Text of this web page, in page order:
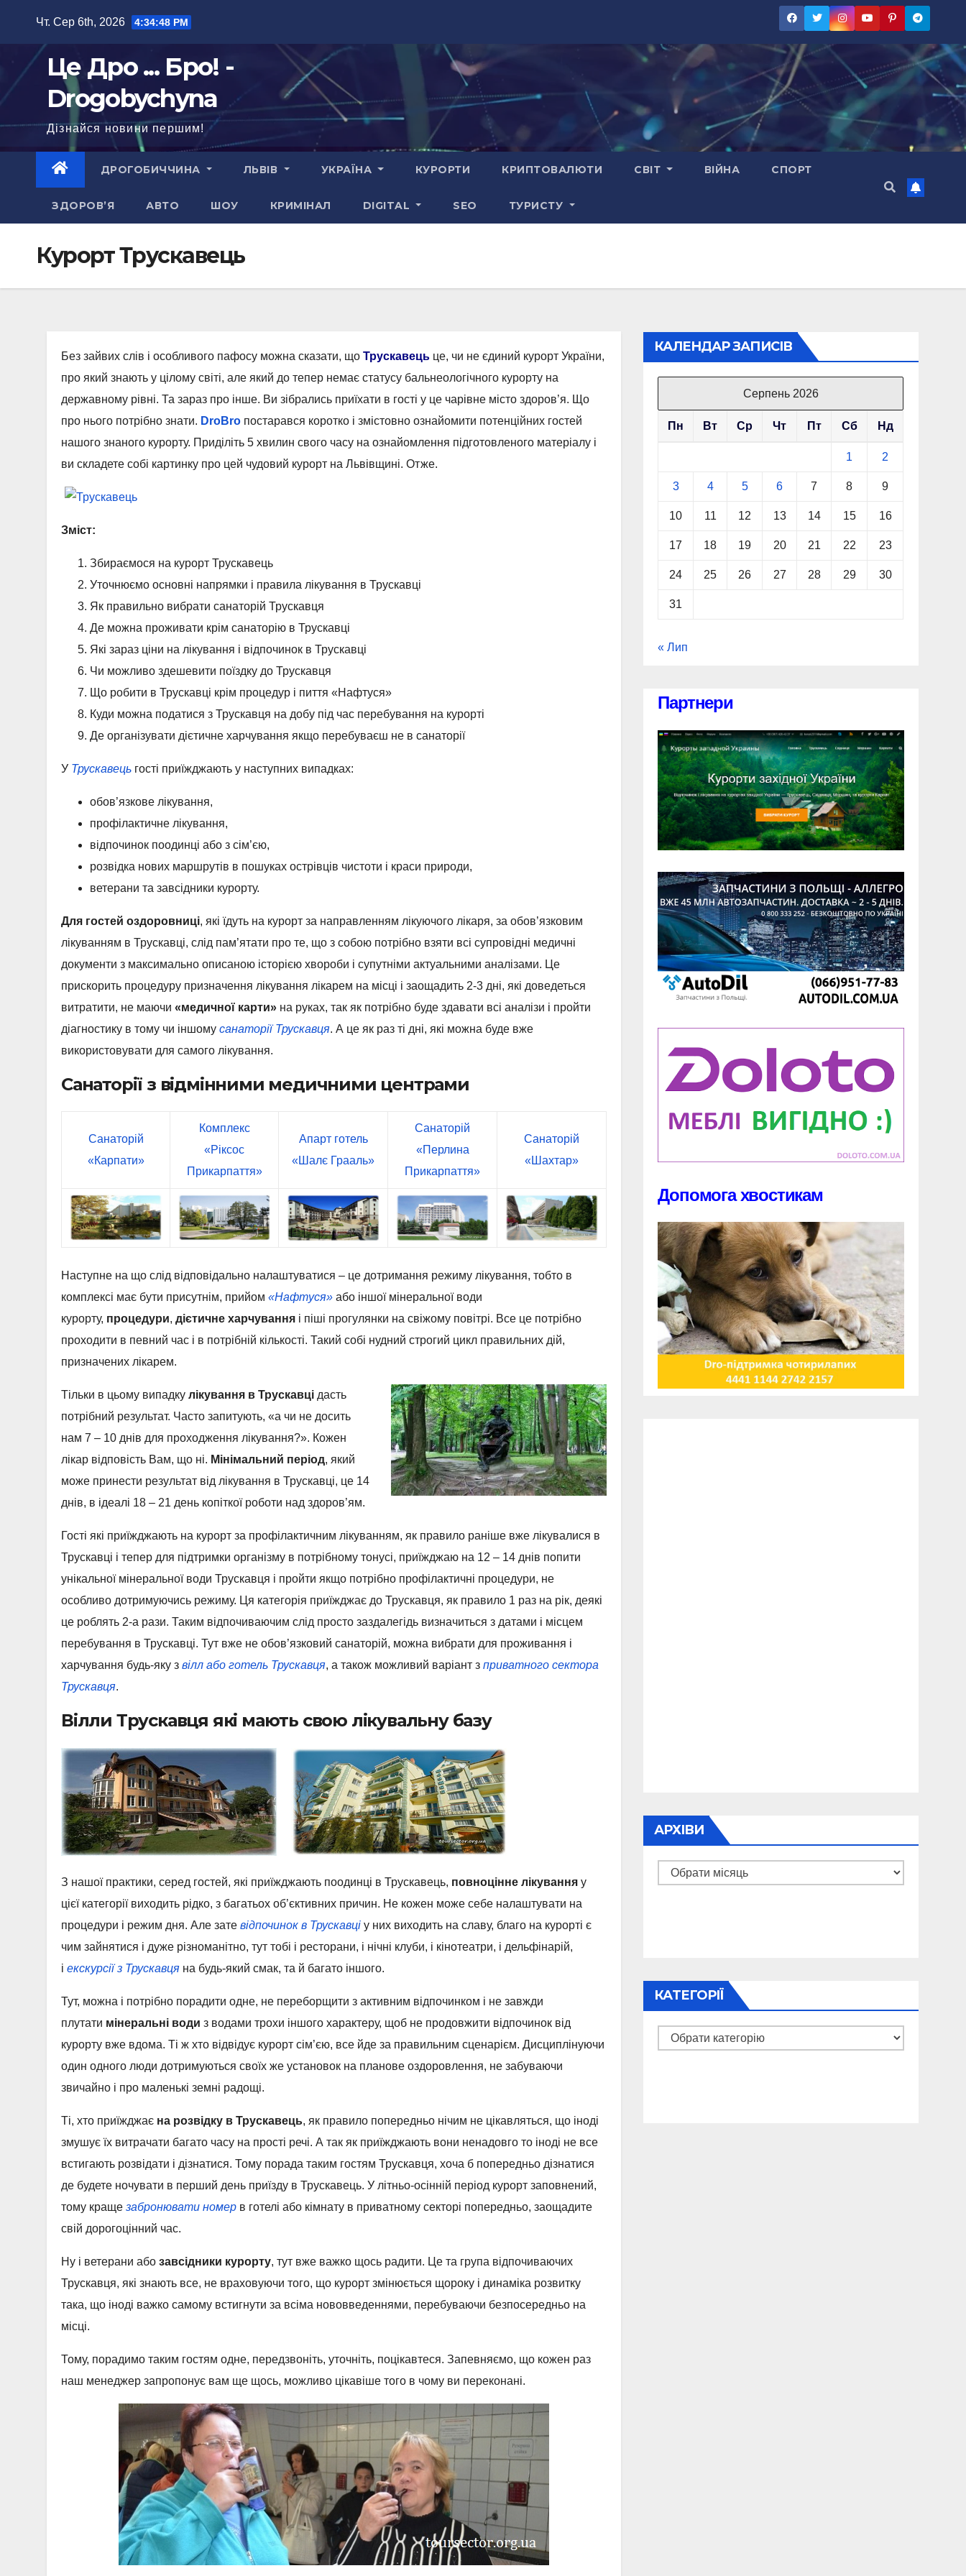
Чт. Сер 6th, 2026 4:34:49 PM
Це Дро ... Бро! -
Drogobychyna
Дізнайся новини першим!
ДРОГОБИЧЧИНА ЛЬВІВ УКРАЇНА КУРОРТИ КРИПТОВАЛЮТИ СВІТ ВІЙНА СПОРТ
ЗДОРОВ’Я АВТО ШОУ КРИМІНАЛ DIGITAL SEO ТУРИСТУ
Курорт Трускавець
Без зайвих слів і особливого пафосу можна сказати, що Трускавець це, чи не єдиний курорт України,
про який знають у цілому світі, але який до тепер немає статусу бальнеологічного курорту на
державному рівні. Та зараз про інше. Ви зібрались приїхати в гості у це чарівне місто здоров’я. Що
про нього потрібно знати. DroBro постарався коротко і змістовно ознайомити потенційних гостей
нашого знаного курорту. Приділіть 5 хвилин свого часу на ознайомлення підготовленого матеріалу і
ви складете собі картинку про цей чудовий курорт на Львівщині. Отже.
Зміст:
Збираємося на курорт Трускавець
Уточнюємо основні напрямки і правила лікування в Трускавці
Як правильно вибрати санаторій Трускавця
Де можна проживати крім санаторію в Трускавці
Які зараз ціни на лікування і відпочинок в Трускавці
Чи можливо здешевити поїздку до Трускавця
Що робити в Трускавці крім процедур і пиття «Нафтуся»
Куди можна податися з Трускавця на добу під час перебування на курорті
Де організувати дієтичне харчування якщо перебуваєш не в санаторії
У Трускавець гості приїжджають у наступних випадках:
обов’язкове лікування,
профілактичне лікування,
відпочинок поодинці або з сім’єю,
розвідка нових маршрутів в пошуках острівців чистоти і краси природи,
ветерани та завсідники курорту.
Для гостей оздоровниці, які їдуть на курорт за направленням лікуючого лікаря, за обов’язковим
лікуванням в Трускавці, слід пам’ятати про те, що з собою потрібно взяти всі супровідні медичні
документи з максимально описаною історією хвороби і супутніми актуальними аналізами. Це
прискорить процедуру призначення лікування лікарем на місці і заощадить 2-3 дні, які доведеться
витратити, не маючи «медичної карти» на руках, так як потрібно буде здавати всі аналізи і пройти
діагностику в тому чи іншому санаторії Трускавця. А це як раз ті дні, які можна буде вже
використовувати для самого лікування.
Санаторії з відмінними медичними центрами
Санаторій
«Карпати»
Комплекс
«Ріксос
Прикарпаття»
Апарт готель
«Шалє Грааль»
Санаторій
«Перлина
Прикарпаття»
Санаторій
«Шахтар»
Наступне на що слід відповідально налаштуватися – це дотримання режиму лікування, тобто в
комплексі має бути присутнім, прийом «Нафтуся» або іншої мінеральної води
курорту, процедури, дієтичне харчування і піші прогулянки на свіжому повітрі. Все це потрібно
проходити в певний час і в потрібній кількості. Такий собі нудний строгий цикл правильних дій,
призначених лікарем.
Тільки в цьому випадку лікування в Трускавці дасть
потрібний результат. Часто запитують, «а чи не досить
нам 7 – 10 днів для проходження лікування?». Кожен
лікар відповість Вам, що ні. Мінімальний період, який
може принести результат від лікування в Трускавці, це 14
днів, в ідеалі 18 – 21 день копіткої роботи над здоров’ям.
Гості які приїжджають на курорт за профілактичним лікуванням, як правило раніше вже лікувалися в
Трускавці і тепер для підтримки організму в потрібному тонусі, приїжджаю на 12 – 14 днів попити
унікальної мінеральної води Трускавця і пройти якщо потрібно профілактичні процедури, не
особливо дотримуючись режиму. Ця категорія приїжджає до Трускавця, як правило 1 раз на рік, деякі
це роблять 2-а рази. Таким відпочиваючим слід просто заздалегідь визначиться з датами і місцем
перебування в Трускавці. Тут вже не обов’язковий санаторій, можна вибрати для проживання і
харчування будь-яку з вілл або готель Трускавця, а також можливий варіант з приватного сектора
Трускавця.
Вілли Трускавця які мають свою лікувальну базу
З нашої практики, серед гостей, які приїжджають поодинці в Трускавець, повноцінне лікування у
цієї категорії виходить рідко, з багатьох об’єктивних причин. Не кожен може себе налаштувати на
процедури і режим дня. Але зате відпочинок в Трускавці у них виходить на славу, благо на курорті є
чим зайнятися і дуже різноманітно, тут тобі і ресторани, і нічні клуби, і кінотеатри, і дельфінарій,
і екскурсії з Трускавця на будь-який смак, та й багато іншого.
Тут, можна і потрібно порадити одне, не переборщити з активним відпочинком і не завжди
плутати мінеральні води з водами трохи іншого характеру, щоб не продовжити відпочинок від
курорту вже вдома. Ті ж хто відвідує курорт сім’єю, все йде за правильним сценарієм. Дисциплінуючи
один одного люди дотримуються своїх же установок на планове оздоровлення, не забуваючи
звичайно і про маленькі земні радощі.
Ті, хто приїжджає на розвідку в Трускавець, як правило попередньо нічим не цікавляться, що іноді
змушує їх витрачати багато часу на прості речі. А так як приїжджають вони ненадовго то іноді не все
встигають розвідати і дізнатися. Тому порада таким гостям Трускавця, хоча б попередньо дізнатися
де будете ночувати в перший день приїзду в Трускавець. У літньо-осінній період курорт заповнений,
тому краще забронювати номер в готелі або кімнату в приватному секторі попередньо, заощадите
свій дорогоцінний час.
Ну і ветерани або завсідники курорту, тут вже важко щось радити. Це та група відпочиваючих
Трускавця, які знають все, не враховуючи того, що курорт змінюється щороку і динаміка розвитку
така, що іноді важко самому встигнути за всіма нововведеннями, перебуваючи безпосередньо на
місці.
Тому, порадимо таким гостям одне, передзвоніть, уточніть, поцікавтеся. Запевняємо, що кожен раз
наш менеджер запропонує вам ще щось, можливо цікавіше того в чому ви переконані.
КАЛЕНДАР ЗАПИСІВ
Серпень 2026
Пн Вт Ср Чт Пт Сб Нд
1 2
3 4 5 6 7 8 9
10 11 12 13 14 15 16
17 18 19 20 21 22 23
24 25 26 27 28 29 30
31
« Лип
Партнери
Допомога хвостикам
АРХІВИ
Архіви
КАТЕГОРІЇ
Категорії